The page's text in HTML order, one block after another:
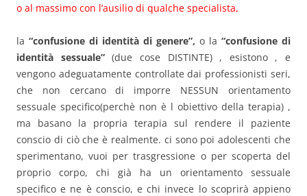
o al massimo con l’ausilio di qualche specialista,
la “confusione di identità di genere”, o la “confusione di
identità sessuale”(due cose DISTINTE) , esistono , e
vengono adeguatamente controllate dai professionisti seri,
che non cercano di imporre NESSUN orientamento
sessuale specifico(perchè non è l obiettivo della terapia) ,
ma basano la propria terapia sul rendere il paziente
conscio di ciò che è realmente. ci sono poi adolescenti che
sperimentano, vuoi per trasgressione o per scoperta del
proprio corpo, chi già ha un orientamento sessuale
specifico e ne è conscio, e chi invece lo scoprirà appieno